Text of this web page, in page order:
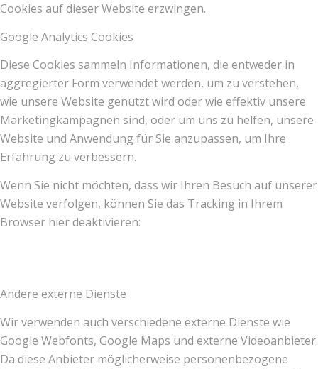
Cookies auf dieser Website erzwingen.
Google Analytics Cookies
Diese Cookies sammeln Informationen, die entweder in
aggregierter Form verwendet werden, um zu verstehen,
wie unsere Website genutzt wird oder wie effektiv unsere
Marketingkampagnen sind, oder um uns zu helfen, unsere
Website und Anwendung für Sie anzupassen, um Ihre
Erfahrung zu verbessern.
Wenn Sie nicht möchten, dass wir Ihren Besuch auf unserer
Website verfolgen, können Sie das Tracking in Ihrem
Browser hier deaktivieren:
Andere externe Dienste
Wir verwenden auch verschiedene externe Dienste wie
Google Webfonts, Google Maps und externe Videoanbieter.
Da diese Anbieter möglicherweise personenbezogene